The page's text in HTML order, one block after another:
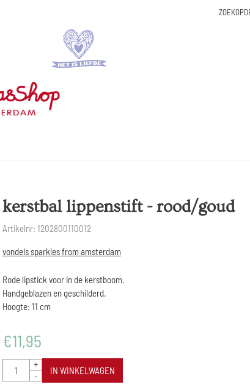
kerstbal lippenstift - rood/goud
Artikelnr: 1202800110012
vondels sparkles from amsterdam
Rode lipstick voor in de kerstboom.
Handgeblazen en geschilderd.
Hoogte: 11 cm
€11,95
Aantal
+
-
IN WINKELWAGEN